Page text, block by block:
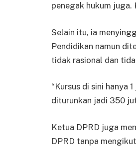
penegak hukum juga.
Selain itu, ia
Pendidikan namun
tidak rasional dan
“Kursus di sini hanya
diturunkan jadi 350
Ketua DPRD juga
DPRD tanpa